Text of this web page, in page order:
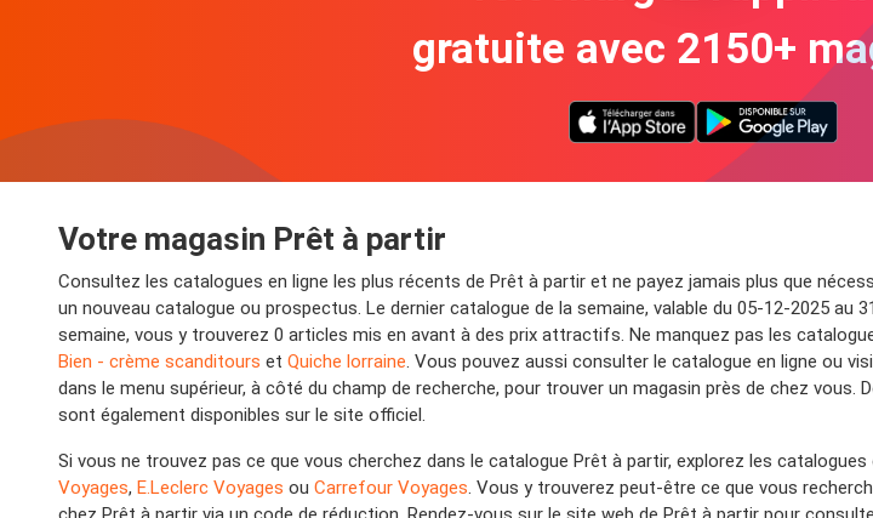
gratuite avec 2150+
Votre magasin Prêt à partir
Consultez les catalogues en ligne les plus récents de Prêt à partir et ne payez jamais plus que
un nouveau catalogue ou prospectus. Le dernier catalogue de la semaine, valable du 05-12-2025
semaine, vous y trouverez 0 articles mis en avant à des prix attractifs. Ne manquez pas les
Bien - crème scanditours et Quiche lorraine. Vous pouvez aussi consulter le catalogue en ligne ou
dans le menu supérieur, à côté du champ de recherche, pour trouver un magasin près de chez
sont également disponibles sur le site officiel.
Si vous ne trouvez pas ce que vous cherchez dans le catalogue Prêt à partir, explorez les
Voyages, E.Leclerc Voyages ou Carrefour Voyages. Vous y trouverez peut-être ce que vous